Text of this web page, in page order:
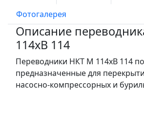
Фотогалерея
Описание
114хВ 114
Переводники НКТ М 114хВ 114
предназначенные для
насосно-компрессорных и